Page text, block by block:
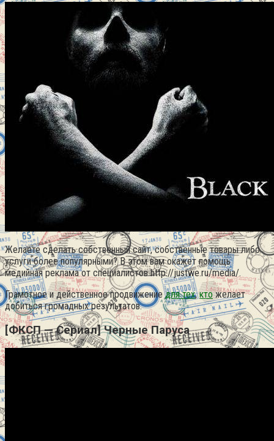
Желаете сделать собственный сайт, собственные товары либо
услуги более популярными? В этом вам окажет помощь
медийная реклама от специалистов http://justwe.ru/media/.
Грамотное и действенное продвижениедля тех,ктожелает
добиться громадных результатов.
[ФКСП — Сериал] Черные Паруса